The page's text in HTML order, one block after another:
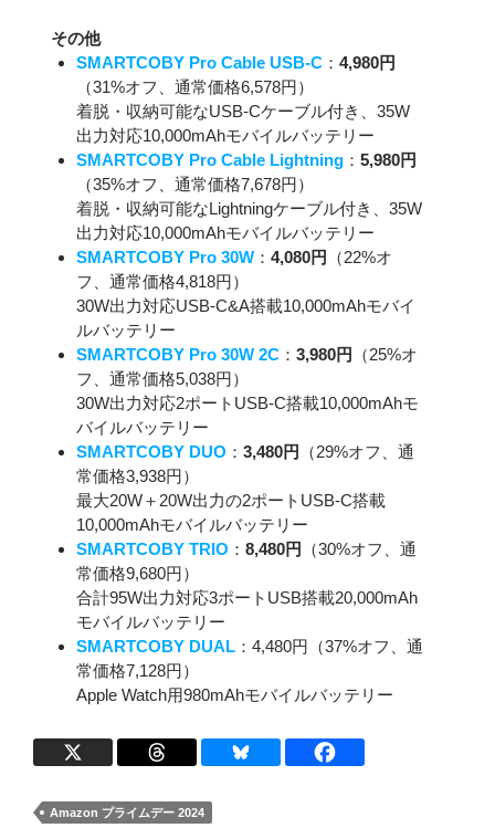
その他
SMARTCOBY Pro Cable USB-C ： 4,980円
（31%オフ、通常価格6,578円）
着脱・収納可能なUSB-Cケーブル付き、35W
出力対応10,000mAhモバイルバッテリー
SMARTCOBY Pro Cable Lightning ： 5,980円
（35%オフ、通常価格7,678円）
着脱・収納可能なLightningケーブル付き、35W
出力対応10,000mAhモバイルバッテリー
SMARTCOBY Pro 30W ： 4,080円
（22%オ
フ、通常価格4,818円）
30W出力対応USB-C&A搭載10,000mAhモバイ
ルバッテリー
SMARTCOBY Pro 30W 2C ： 3,980円
（25%オ
フ、通常価格5,038円）
30W出力対応2ポートUSB-C搭載10,000mAhモ
バイルバッテリー
SMARTCOBY DUO ： 3,480円
（29%オフ、通
常価格3,938円）
最大20W＋20W出力の2ポートUSB-C搭載
10,000mAhモバイルバッテリー
SMARTCOBY TRIO ： 8,480円
（30%オフ、通
常価格9,680円）
合計95W出力対応3ポートUSB搭載20,000mAh
モバイルバッテリー
SMARTCOBY DUAL ：4,480円（37%オフ、通
常価格7,128円）
Apple Watch用980mAhモバイルバッテリー
Amazon プライムデー 2024